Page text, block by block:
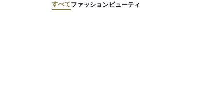
すべてファッションビューティ